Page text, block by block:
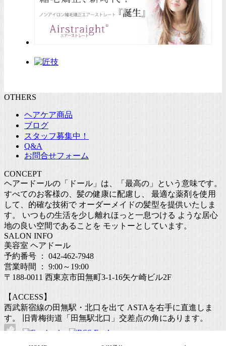
OTHERS
ヘアケア商品
ブログ
スタッフ募集中！
Q&A
お問合せフォーム
CONCEPT
ヘアードールの「ドール」は、「最高の」という意味です。
すべてのお客様の、髪の健康に配慮し、 最適な薬剤を使用
して、的確な技術で オーダーメイドの髪型を提供いたしま
す。 いつもの生活を少し離れほっと一息つける ような居心
地の良い空間であることを モットーとしています。
SALON INFO
美容室 ヘアドール
予約番号 ： 042-462-7948
営業時間 ： 9:00～19:00
〒188-0011 西東京市田無町3-1-16矢ケ崎ビル2F
【ACCESS】
西武新宿線の田無駅・北口を出て ASTAを右手に直進しま
す。 旧青梅街道「田無駅北口」交差点の角にあります。